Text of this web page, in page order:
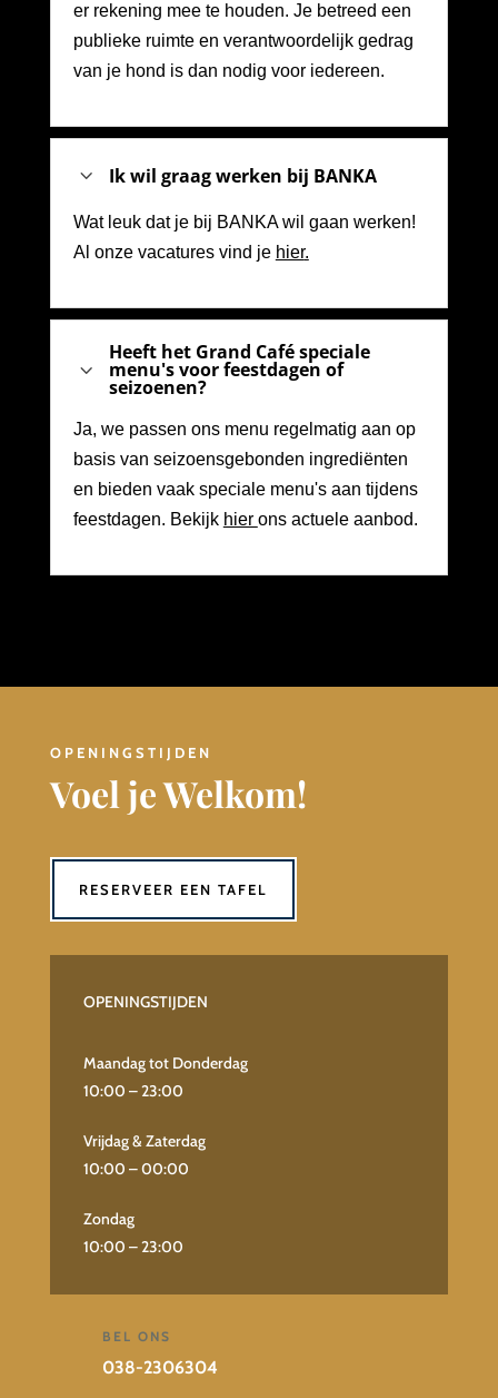
er rekening mee te houden. Je betreed een
publieke ruimte en verantwoordelijk gedrag
van je hond is dan nodig voor iedereen.
3 Ik wil graag werken bij BANKA
Wat leuk dat je bij BANKA wil gaan werken!
Al onze vacatures vind je hier.
3
Heeft het Grand Café speciale
menu's voor feestdagen of
seizoenen?
Ja, we passen ons menu regelmatig aan op
basis van seizoensgebonden ingrediënten
en bieden vaak speciale menu's aan tijdens
feestdagen. Bekijk hier ons actuele aanbod.
OPENINGSTIJDEN
Voel je Welkom!
RESERVEER EEN TAFEL
OPENINGSTIJDEN
Maandag tot Donderdag
10:00 – 23:00
Vrijdag & Zaterdag
10:00 – 00:00
Zondag
10:00 – 23:00
BEL ONS
038-2306304